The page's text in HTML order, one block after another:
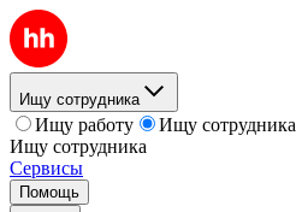
Ищу сотрудника
Ищу работу
Ищу сотрудника
Ищу сотрудника
Сервисы
Помощь